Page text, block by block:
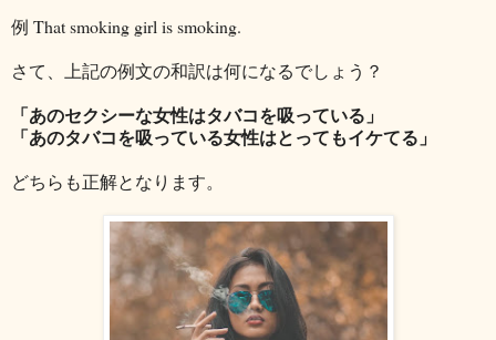
例 That smoking girl is smoking.
さて、上記の例文の和訳は何になるでしょう？
「あのセクシーな女性はタバコを吸っている」
「あのタバコを吸っている女性はとってもイケてる」
どちらも正解となります。